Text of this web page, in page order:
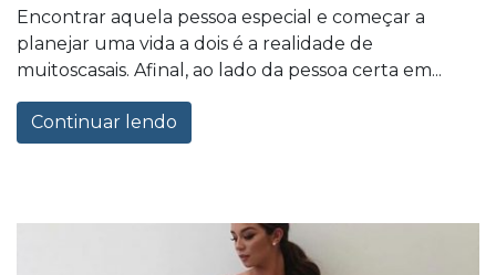
Encontrar aquela pessoa especial e começar a
planejar uma vida a dois é a realidade de
muitoscasais. Afinal, ao lado da pessoa certa em...
Continuar lendo